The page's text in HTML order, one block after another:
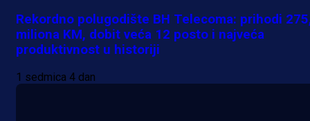
Rekordno polugodište BH Telecoma: prihodi
miliona KM, dobit veća 12 posto i najveća
produktivnost u historiji
1 sedmica 4 dan